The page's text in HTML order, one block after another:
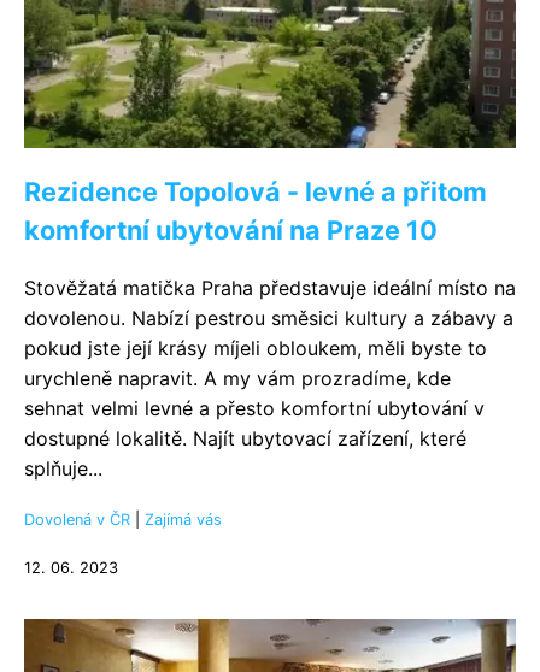
Rezidence Topolová - levné a přitom
komfortní ubytování na Praze 10
Stověžatá matička Praha představuje ideální místo na
dovolenou. Nabízí pestrou směsici kultury a zábavy a
pokud jste její krásy míjeli obloukem, měli byste to
urychleně napravit. A my vám prozradíme, kde
sehnat velmi levné a přesto komfortní ubytování v
dostupné lokalitě. Najít ubytovací zařízení, které
splňuje...
Dovolená v ČR Zajímá vás
12. 06. 2023